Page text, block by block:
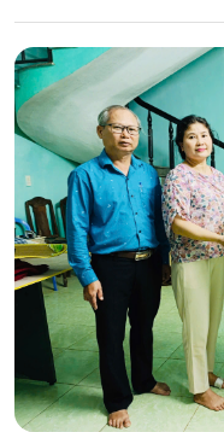
Bồ Bồ, mỗi tấc đất
sắt son của người
của lòng yêu nước,
độc lập.